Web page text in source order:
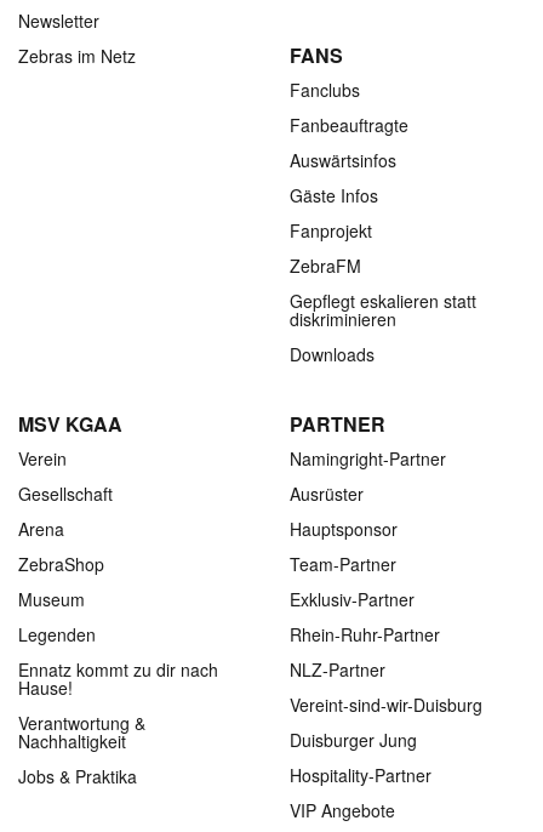
Newsletter
Zebras im Netz
FANS
Fanclubs
Fanbeauftragte
Auswärtsinfos
Gäste Infos
Fanprojekt
ZebraFM
Gepflegt eskalieren statt
diskriminieren
Downloads
MSV KGAA
Verein
Gesellschaft
Arena
ZebraShop
Museum
Legenden
Ennatz kommt zu dir nach
Hause!
Verantwortung &
Nachhaltigkeit
Jobs & Praktika
PARTNER
Namingright-Partner
Ausrüster
Hauptsponsor
Team-Partner
Exklusiv-Partner
Rhein-Ruhr-Partner
NLZ-Partner
Vereint-sind-wir-Duisburg
Duisburger Jung
Hospitality-Partner
VIP Angebote